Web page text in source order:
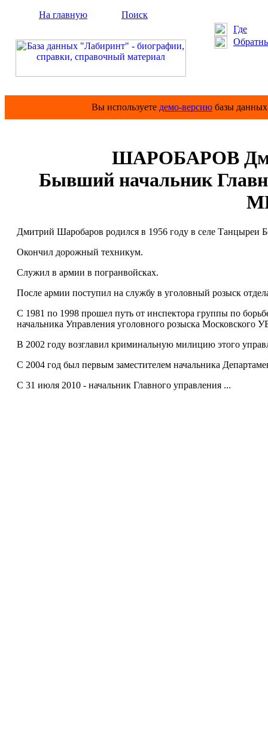
На главную
Поиск
Где
Вы используете демо-версию базы
ШАРОБАРОВ
Бывший начальник
Дмитрий Шаробаров родился в 1956 году в селе Танцыреи
Окончил дорожный техникум.
Служил в армии в погранвойсках.
После армии поступил на службу в уголовный розыск
С 1981 по 1998 прошел путь от инспектора группы по
начальника Управления уголовного розыска Московского
В 2002 году возглавил криминальную милицию этого
С 2004 год был первым заместителем начальника
С 31 июля 2010 - начальник Главного управления ...